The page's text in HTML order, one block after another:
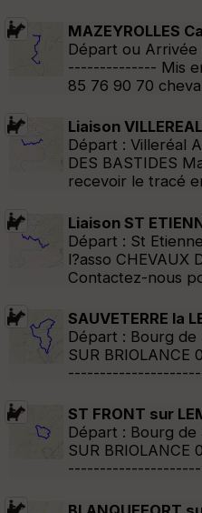
MAZEYROLLES
Départ ou
-------------- Mis
85 76 90 70
Liaison
Départ : Villeréal
DES BASTIDES
recevoir le tracé
Liaison ST
Départ : St
l?asso CHEVAUX
Contactez-nous
SAUVETERRE la
Départ : Bourg de
SUR
ST FRONT sur
Départ : Bourg de
SUR